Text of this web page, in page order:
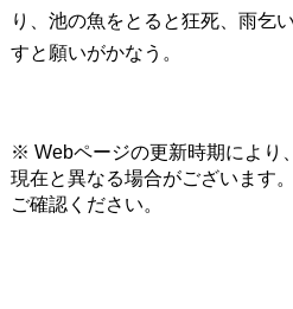
り、池の魚をとると狂死、雨乞
すと願いがかなう。
※ Webページの更新時期により
現在と異なる場合がございます
ご確認ください。